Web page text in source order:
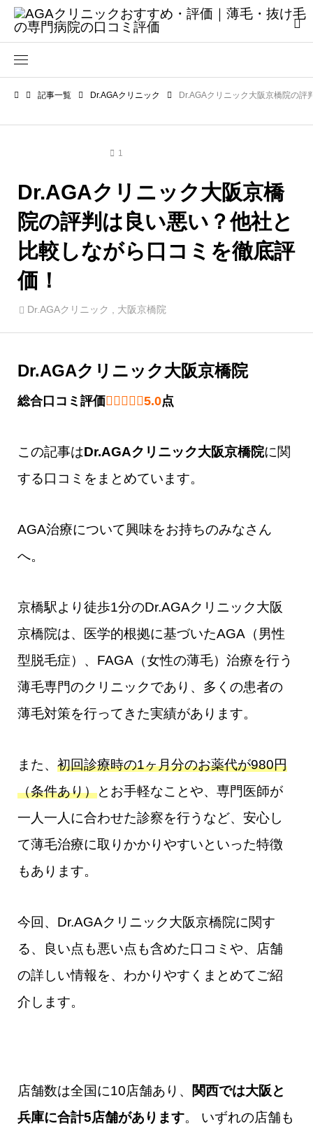
記事一覧 Dr.AGAクリニック Dr.AGAクリニック大阪京橋院の評
1
Dr.AGAクリニック大阪京橋
院の評判は良い悪い？他社と
比較しながら口コミを徹底評
価！
Dr.AGAクリニック , 大阪京橋院
Dr.AGAクリニック大阪京橋院
総合口コミ評価 5.0 out of 5.0 stars
5.0点
この記事はDr.AGAクリニック大阪京橋院​に関
する口コミをまとめています。
AGA治療について興味をお持ちのみなさん
へ。
京橋駅より徒歩1分のDr.AGAクリニック大阪
京橋院は、医学的根拠に基づいたAGA（男性
型脱毛症）、FAGA（女性の薄毛）治療を行う
薄毛専門のクリニックであり、多くの患者の
薄毛対策を行ってきた実績があります。
また、 初回診療時の1ヶ月分のお薬代が980円
（条件あり）とお手軽なことや、専門医師が
一人一人に合わせた診察を行うなど、安心し
て薄毛治療に取りかかりやすいといった特徴
もあります。
今回、Dr.AGAクリニック大阪京橋院​​に関す
る、良い点も悪い点も含めた口コミや、店舗
の詳しい情報を、わかりやすくまとめてご紹
介します。
店舗数は全国に10店舗あり、 関西では大阪と
兵庫に合計5店舗があります。 いずれの店舗も